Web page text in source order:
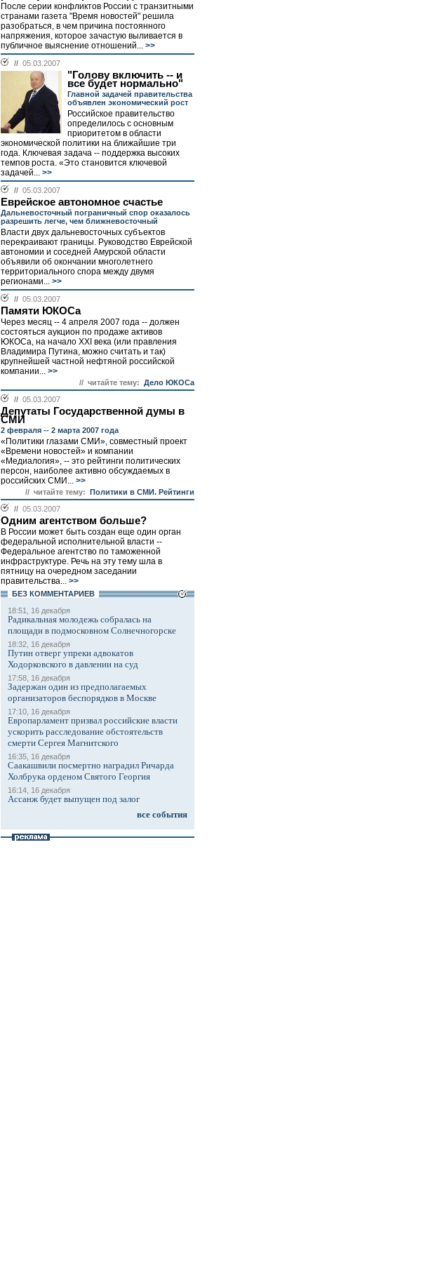
После серии конфликтов России с транзитными
странами газета "Время новостей" решила
разобраться, в чем причина постоянного
напряжения, которое зачастую выливается в
публичное выяснение отношений... >>
// 05.03.2007
"Голову включить -- и
все будет нормально"
Главной задачей правительства
объявлен экономический рост
Российское правительство
определилось с основным
приоритетом в области
экономической политики на ближайшие три
года. Ключевая задача -- поддержка высоких
темпов роста. «Это становится ключевой
задачей... >>
// 05.03.2007
Еврейское автономное счастье
Дальневосточный пограничный спор оказалось
разрешить легче, чем ближневосточный
Власти двух дальневосточных субъектов
перекраивают границы. Руководство Еврейской
автономии и соседней Амурской области
объявили об окончании многолетнего
территориального спора между двумя
регионами... >>
// 05.03.2007
Памяти ЮКОСа
Через месяц -- 4 апреля 2007 года -- должен
состояться аукцион по продаже активов
ЮКОСа, на начало ХХI века (или правления
Владимира Путина, можно считать и так)
крупнейшей частной нефтяной российской
компании... >>
// читайте тему: Дело ЮКОСа
// 05.03.2007
Депутаты Государственной думы в
СМИ
2 февраля -- 2 марта 2007 года
«Политики глазами СМИ», совместный проект
«Времени новостей» и компании
«Медиалогия», -- это рейтинги политических
персон, наиболее активно обсуждаемых в
российских СМИ... >>
// читайте тему: Политики в СМИ. Рейтинги
// 05.03.2007
Одним агентством больше?
В России может быть создан еще один орган
федеральной исполнительной власти --
Федеральное агентство по таможенной
инфраструктуре. Речь на эту тему шла в
пятницу на очередном заседании
правительства... >>
БЕЗ КОМMЕНТАРИЕВ
18:51, 16 декабря
Радикальная молодежь собралась на
площади в подмосковном Солнечногорске
18:32, 16 декабря
Путин отверг упреки адвокатов
Ходорковского в давлении на суд
17:58, 16 декабря
Задержан один из предполагаемых
организаторов беспорядков в Москве
17:10, 16 декабря
Европарламент призвал российские власти
ускорить расследование обстоятельств
смерти Сергея Магнитского
16:35, 16 декабря
Саакашвили посмертно наградил Ричарда
Холбрука орденом Святого Георгия
16:14, 16 декабря
Ассанж будет выпущен под залог
все события